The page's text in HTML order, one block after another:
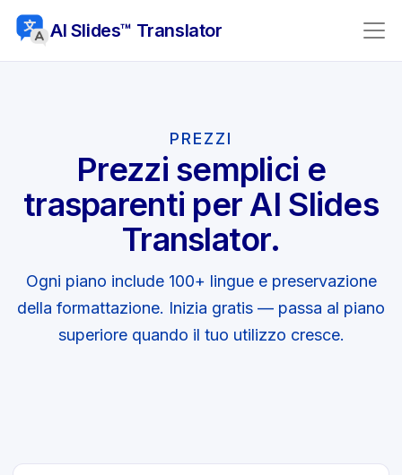
AI Slides™ Translator
PREZZI
Prezzi semplici e
trasparenti per AI Slides
Translator.
Ogni piano include 100+ lingue e preservazione
della formattazione. Inizia gratis — passa al piano
superiore quando il tuo utilizzo cresce.